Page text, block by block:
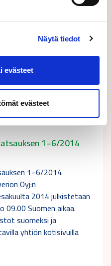
Näytä tiedot
evästeet
evästeet
1−6/2014
1−6/2014
Oyj:n
2014 julkistetaan
09.00 Suomen aikaa.
suomeksi ja
yhtiön kotisivuilla